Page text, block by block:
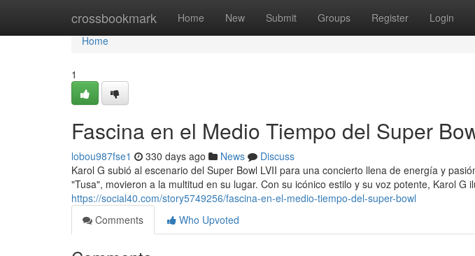
crossbookmark Home New Submit Groups Register Login
Home
Home
1
Fascina en el Medio Tiempo del Super
lobou987fse1 330 days ago News
Discuss
Karol G subió al escenario del Super Bowl LVII para una concierto llena de energía y
"Tusa", movieron a la multitud en su lugar. Con su icónico estilo y su voz potente, Karol G
https://social40.com/story5749256/fascina-en-el-medio-tiempo-del-super-bowl
Comments
Who Upvoted